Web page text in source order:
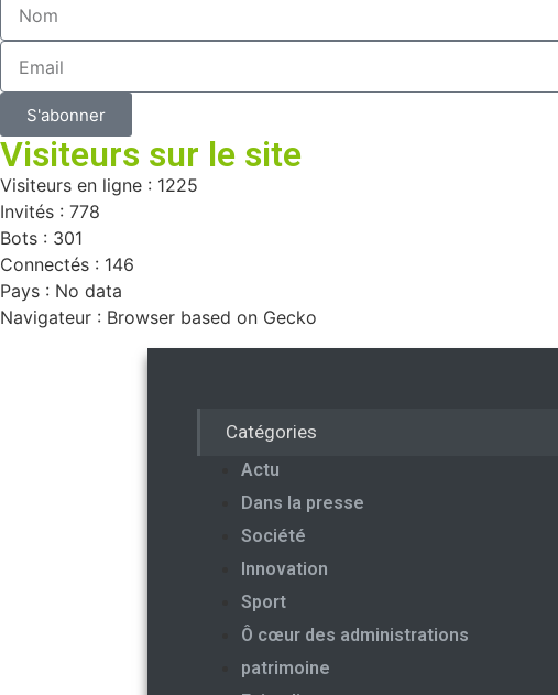
S'abonner
Visiteurs sur le site
Visiteurs en ligne : 1225
Invités : 778
Bots : 301
Connectés : 146
Pays : No data
Navigateur : Browser based on Gecko
Catégories
Actu
Dans la presse
Société
Innovation
Sport
Ô cœur des administrations
patrimoine